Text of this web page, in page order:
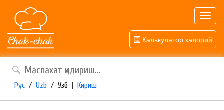
Калькулятор калорий
Рус / Uzb / Узб | Кириш